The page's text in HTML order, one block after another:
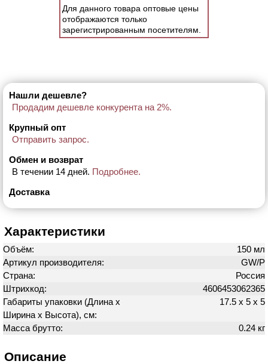
Для данного товара оптовые цены
отображаются только
зарегистрированным посетителям.
Нашли дешевле?
Продадим дешевле конкурента на 2%.
Крупный опт
Отправить запрос.
Обмен и возврат
В течении 14 дней. Подробнее.
Доставка
Характеристики
Объём:
150 мл
Артикул производителя:
GW/P
Страна:
Россия
Штрихкод:
4606453062365
Габариты упаковки (Длина х
Ширина х Высота), см:
17.5 х 5 х 5
Масса брутто: 0.24 кг
Описание